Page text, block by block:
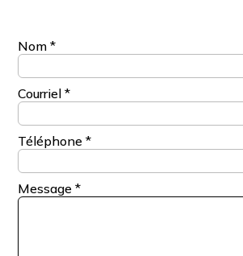
Nom*
Courriel*
Téléphone*
Message*